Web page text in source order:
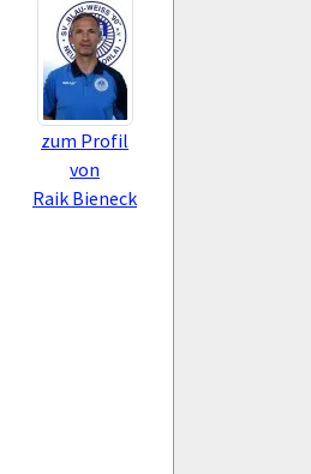
zum Profil
von
Raik Bieneck